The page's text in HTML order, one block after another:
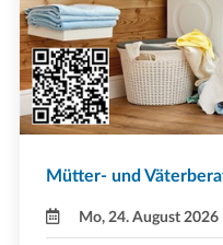
Mütter- und
Mo, 24. August 2026